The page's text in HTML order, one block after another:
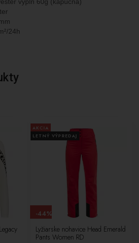
24h
AKCIA
LETNÝ VÝPREDAJ
Lyžiarske nohavice Head Emerald
Pants Women RD
-44%